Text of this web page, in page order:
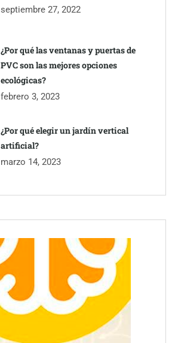
septiembre 27, 2022
¿Por qué las ventanas y puertas de
PVC son las mejores opciones
ecológicas?
febrero 3, 2023
¿Por qué elegir un jardín vertical
artificial?
marzo 14, 2023